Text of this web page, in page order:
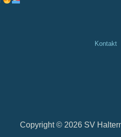
Kontakt
Copyright © 2026 SV